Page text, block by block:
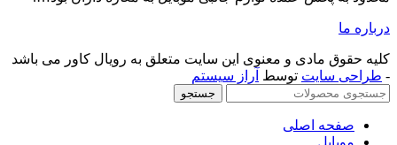
مادی و معنوی این سایت متعلق به رویال کاور می باشد
سایتتوسطآراز سیستم
اصلی